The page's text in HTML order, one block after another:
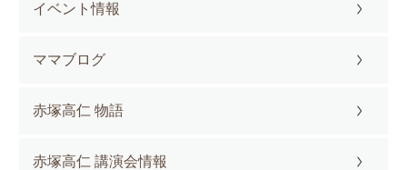
イベント情報
ママブログ
赤塚高仁 物語
赤塚高仁 講演会情報